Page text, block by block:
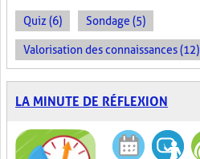
Quiz (6) Sondage (5)
Valorisation des connaissances (12)
LA MINUTE DE RÉFLEXION